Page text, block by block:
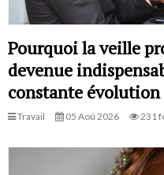
Pourquoi la veille
devenue
constante évolution
Travail 05 Aoû 2026 231